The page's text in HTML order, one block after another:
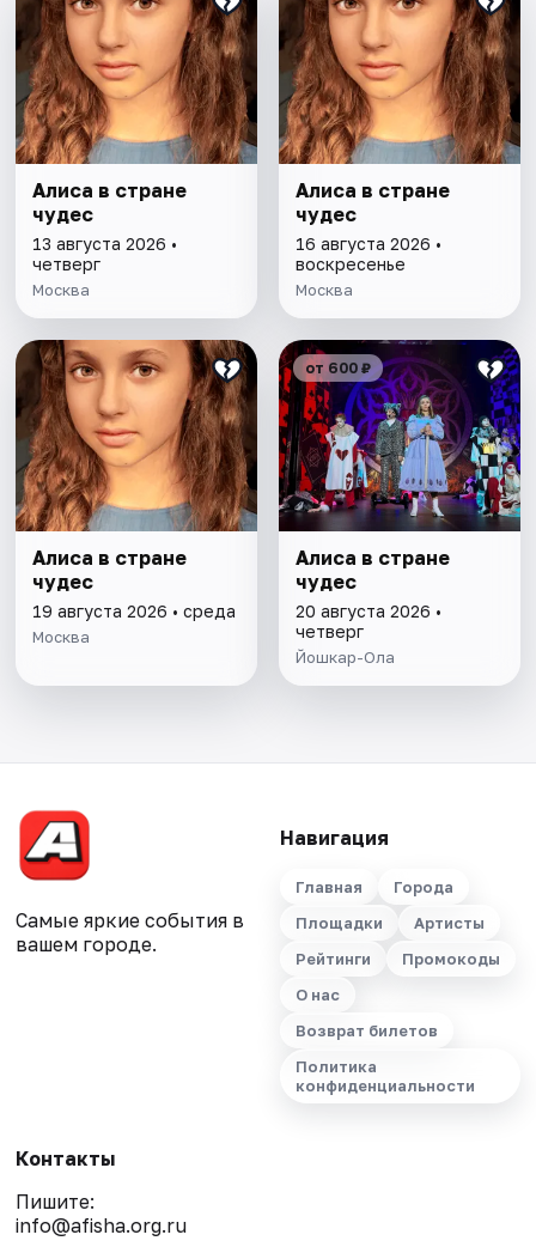
Алиса в стране
чудес
13 августа 2026 •
четверг
Москва
Алиса в стране
чудес
16 августа 2026 •
воскресенье
Москва
Алиса в стране
чудес
19 августа 2026 • среда
Москва
от 600 ₽
Алиса в стране
чудес
20 августа 2026 •
четверг
Йошкар-Ола
Самые яркие события в
вашем городе.
Навигация
Главная
Города
Площадки
Артисты
Рейтинги
Промокоды
О нас
Возврат билетов
Политика
конфиденциальности
Контакты
Пишите:
info@afisha.org.ru